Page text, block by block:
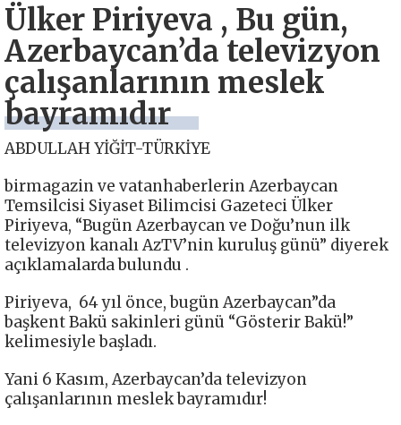
Ülker Piriyeva , Bu gün,
Azerbaycan’da televizyon
çalışanlarının meslek
bayramıdır
ABDULLAH YİĞİT-TÜRKİYE
birmagazin ve vatanhaberlerin Azerbaycan
Temsilcisi Siyaset Bilimcisi Gazeteci Ülker
Piriyeva, “Bugün Azerbaycan ve Doğu’nun ilk
televizyon kanalı AzTV’nin kuruluş günü” diyerek
açıklamalarda bulundu .
Piriyeva, 64 yıl önce, bugün Azerbaycan”da
başkent Bakü sakinleri günü “Gösterir Bakü!”
kelimesiyle başladı.
Yani 6 Kasım, Azerbaycan’da televizyon
çalışanlarının meslek bayramıdır!